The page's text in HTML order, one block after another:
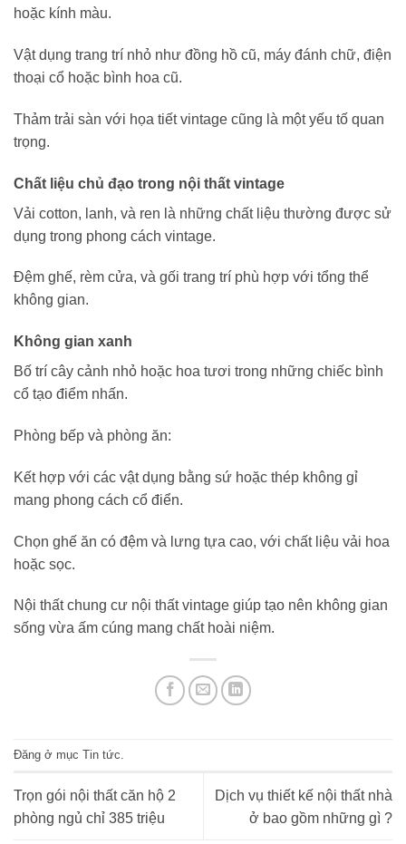
hoặc kính màu.
Vật dụng trang trí nhỏ như đồng hồ cũ, máy đánh chữ, điện
thoại cổ hoặc bình hoa cũ.
Thảm trải sàn với họa tiết vintage cũng là một yếu tố quan
trọng.
Chất liệu chủ đạo trong nội thất vintage
Vải cotton, lanh, và ren là những chất liệu thường được sử
dụng trong phong cách vintage.
Đệm ghế, rèm cửa, và gối trang trí phù hợp với tổng thể
không gian.
Không gian xanh
Bố trí cây cảnh nhỏ hoặc hoa tươi trong những chiếc bình
cổ tạo điểm nhấn.
Phòng bếp và phòng ăn:
Kết hợp với các vật dụng bằng sứ hoặc thép không gỉ
mang phong cách cổ điển.
Chọn ghế ăn có đệm và lưng tựa cao, với chất liệu vải hoa
hoặc sọc.
Nội thất chung cư nội thất vintage giúp tạo nên không gian
sống vừa ấm cúng mang chất hoài niệm.
Đăng ở mục Tin tức
Trọn gói nội thất căn hộ 2
phòng ngủ chỉ 385 triệu
Dịch vụ thiết kế nội thất nhà
ở bao gồm những gì ?